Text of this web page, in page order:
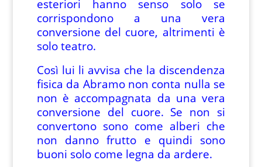
esteriori hanno senso solo se
corrispondono a una vera
conversione del cuore, altrimenti è
solo teatro.
Così lui li avvisa che la discendenza
fisica da Abramo non conta nulla se
non è accompagnata da una vera
conversione del cuore. Se non si
convertono sono come alberi che
non danno frutto e quindi sono
buoni solo come legna da ardere.